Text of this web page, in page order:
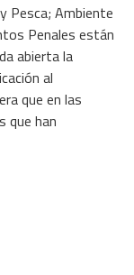
Pesca; Ambiente
Penales están
abierta la
al
que en las
que han